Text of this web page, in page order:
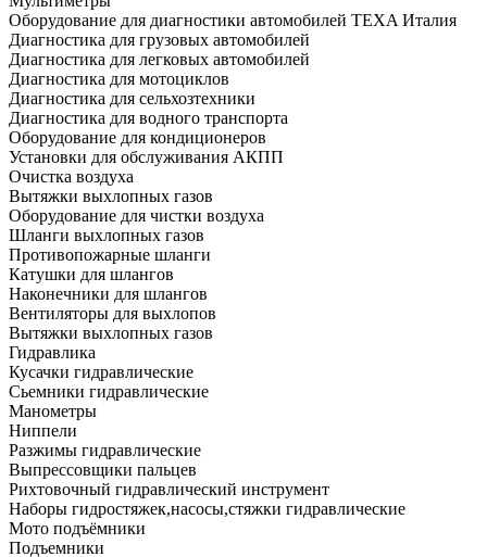
Оборудование для диагностики автомобилей TEXA Италия
Диагностика для грузовых автомобилей
Диагностика для легковых автомобилей
Диагностика для мотоциклов
Диагностика для сельхозтехники
Диагностика для водного транспорта
Оборудование для кондиционеров
Установки для обслуживания АКПП
Очистка воздуха
Вытяжки выхлопных газов
Оборудование для чистки воздуха
Шланги выхлопных газов
Противопожарные шланги
Катушки для шлангов
Наконечники для шлангов
Вентиляторы для выхлопов
Вытяжки выхлопных газов
Гидравлика
Кусачки гидравлические
Сьемники гидравлические
Манометры
Ниппели
Разжимы гидравлические
Выпрессовщики пальцев
Рихтовочный гидравлический инструмент
Наборы гидростяжек,насосы,стяжки гидравлические
Мото подъёмники
Подъемники